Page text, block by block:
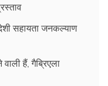
सहायता जनकल्याण
हैं, गैब्रिएला